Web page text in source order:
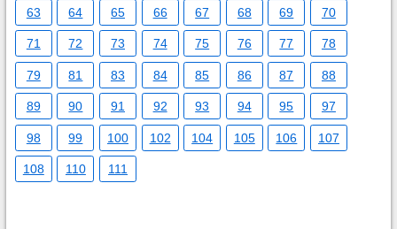
63 64 65 66 67 68 69 70
71 72 73 74 75 76 77 78
79 81 83 84 85 86 87 88
89 90 91 92 93 94 95 97
98 99 100 102 104 105 106 107
108 110 111